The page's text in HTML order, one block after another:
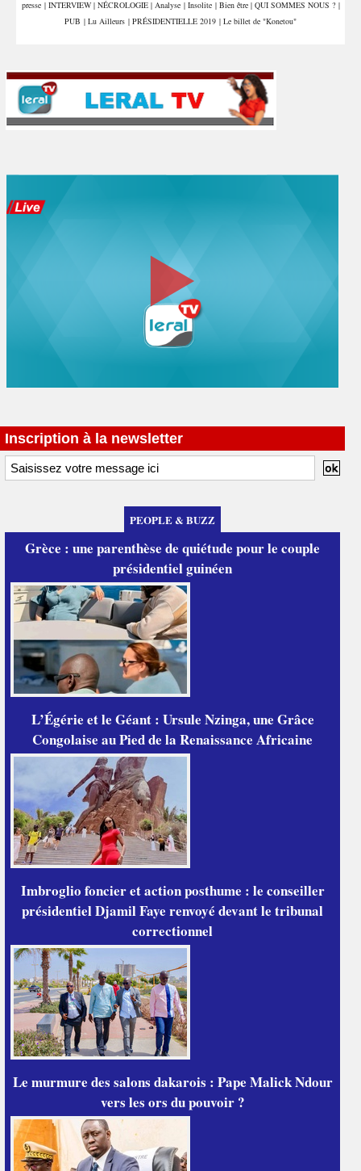
presse | INTERVIEW | NÉCROLOGIE | Analyse | Insolite | Bien être | QUI SOMMES NOUS ? |
PUB | Lu Ailleurs | PRÉSIDENTIELLE 2019 | Le billet de "Konetou"
Inscription à la newsletter
PEOPLE & BUZZ
Grèce : une parenthèse de quiétude pour le couple
présidentiel guinéen
L’Égérie et le Géant : Ursule Nzinga, une Grâce
Congolaise au Pied de la Renaissance Africaine
Imbroglio foncier et action posthume : le conseiller
présidentiel Djamil Faye renvoyé devant le tribunal
correctionnel
Le murmure des salons dakarois : Pape Malick Ndour
vers les ors du pouvoir ?